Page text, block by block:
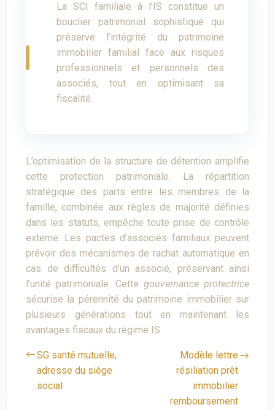
La SCI familiale à l’IS constitue un
bouclier patrimonial sophistiqué qui
préserve l’intégrité du patrimoine
immobilier familial face aux risques
professionnels et personnels des
associés, tout en optimisant sa
fiscalité.
L’optimisation de la structure de détention amplifie
cette protection patrimoniale. La répartition
stratégique des parts entre les membres de la
famille, combinée aux règles de majorité définies
dans les statuts, empêche toute prise de contrôle
externe. Les pactes d’associés familiaux peuvent
prévoir des mécanismes de rachat automatique en
cas de difficultés d’un associé, préservant ainsi
l’unité patrimoniale. Cette gouvernance protectrice
sécurise la pérennité du patrimoine immobilier sur
plusieurs générations tout en maintenant les
avantages fiscaux du régime IS.
SG santé mutuelle,
adresse du siège
social
Modèle lettre
résiliation prêt
immobilier
remboursement